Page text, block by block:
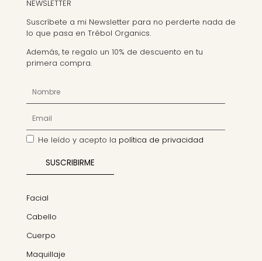
NEWSLETTER
Suscríbete a mi Newsletter para no perderte nada de
lo que pasa en Trébol Organics.
Además, te regalo un 10% de descuento en tu
primera compra.
He leído y acepto la política de privacidad
Facial
Cabello
Cuerpo
Maquillaje